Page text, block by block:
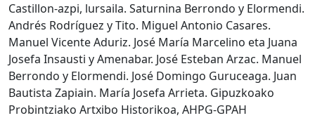
Castillon-azpi, lursaila. Saturnina Berrondo y Elormendi.
Andrés Rodríguez y Tito. Miguel Antonio Casares.
Manuel Vicente Aduriz. José María Marcelino eta Juana
Josefa Insausti y Amenabar. José Esteban Arzac. Manuel
Berrondo y Elormendi. José Domingo Guruceaga. Juan
Bautista Zapiain. María Josefa Arrieta. Gipuzkoako
Probintziako Artxibo Historikoa, AHPG-GPAH